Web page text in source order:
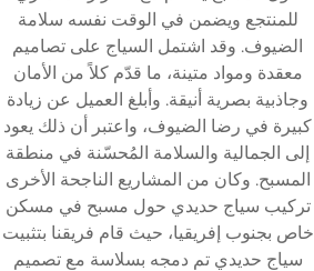
للمنتجع ويضمن في الوقت نفسه سلامة
الضيوف. وقد اشتمل السياج على تصاميم
معقدة ومواد متينة، ما قدّم كلاً من الأمان
وجاذبية بصرية أنيقة. وأبلغ العميل عن زيادة
كبيرة في رضا الضيوف، واعتبر أن ذلك يعود
إلى الجمالية والسلامة المُحسّنة في منطقة
المسبح. وكان من المشاريع الناجحة الأخرى
تركيب سياج حديدي حول مسبح في مسكن
خاص بجنوب إفريقيا، حيث قام فريقنا بتثبيت
سياج حديدي تم دمجه بسلاسة مع تصميم